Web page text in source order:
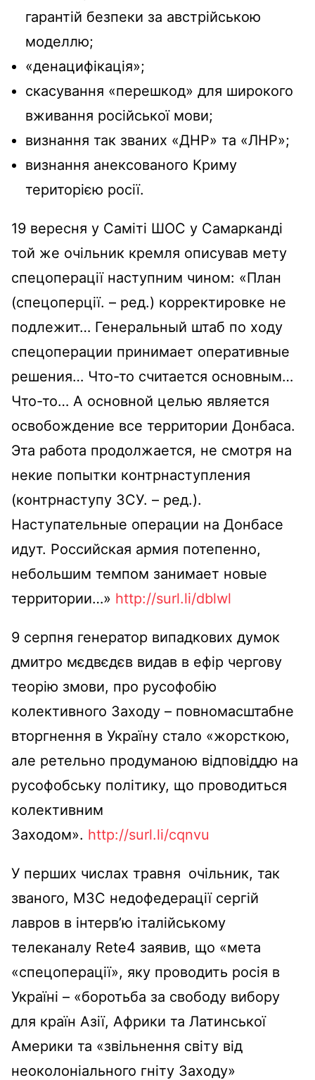
гарантій безпеки за австрійською
моделлю;
«денацифікація»;
скасування «перешкод» для широкого
вживання російської мови;
визнання так званих «ДНР» та «ЛНР»;
визнання анексованого Криму
територією росії.
19 вересня у Саміті ШОС у Самарканді
той же очільник кремля описував мету
спецоперації наступним чином: «План
(спецоперції. – ред.) корректировке не
подлежит… Генеральный штаб по ходу
спецоперации принимает оперативные
решения… Что-то считается основным…
Что-то… А основной целью является
освобождение все территории Донбаса.
Эта работа продолжается, не смотря на
некие попытки контрнаступления
(контрнаступу ЗСУ. – ред.).
Наступательные операции на Донбасе
идут. Российская армия потепенно,
небольшим темпом занимает новые
территории…» http://surl.li/dblwl
9 серпня генератор випадкових думок
дмитро мєдвєдєв видав в ефір чергову
теорію змови, про русофобію
колективного Заходу – повномасштабне
вторгнення в Україну стало «жорсткою,
але ретельно продуманою відповіддю на
русофобську політику, що проводиться
колективним
Заходом». http://surl.li/cqnvu
У перших числах травня очільник, так
званого, МЗС недофедерації сергій
лавров в інтерв’ю італійському
телеканалу Rete4 заявив, що «мета
«спецоперації», яку проводить росія в
Україні – «боротьба за свободу вибору
для країн Азії, Африки та Латинської
Америки та «звільнення світу від
неоколоніального гніту Заходу»